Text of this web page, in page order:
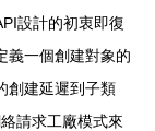
設計的初衷即復
義一個創建對象的
創建延遲到子類
請求工廠模式來